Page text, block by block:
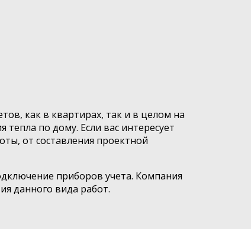
как в квартирах, так и в целом на
по дому. Если вас интересует
от составления проектной
приборов учета. Компания
данного вида работ.